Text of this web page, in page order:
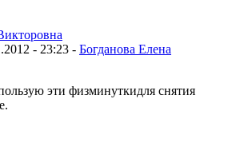
- 23:23 - Богданова Елена
эти физминуткидля снятия